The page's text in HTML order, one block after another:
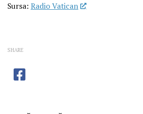
Sursa: Radio Vatican
SHARE